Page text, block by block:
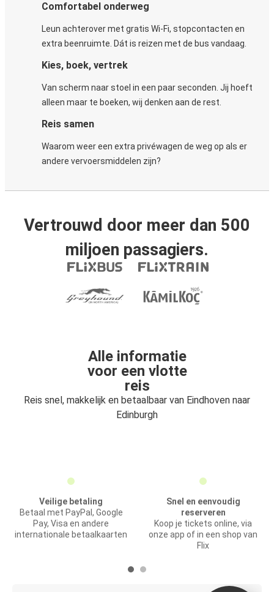
Comfortabel onderweg
Leun achterover met gratis Wi-Fi, stopcontacten en
extra beenruimte. Dát is reizen met de bus vandaag.
Kies, boek, vertrek
Van scherm naar stoel in een paar seconden. Jij hoeft
alleen maar te boeken, wij denken aan de rest.
Reis samen
Waarom weer een extra privéwagen de weg op als er
andere vervoersmiddelen zijn?
Vertrouwd door meer dan 500
miljoen passagiers.
Alle informatie
voor een vlotte
reis
Reis snel, makkelijk en betaalbaar van Eindhoven naar
Edinburgh
Veilige betaling
Betaal met PayPal, Google
Pay, Visa en andere
internationale betaalkaarten
Snel en eenvoudig
reserveren
Koop je tickets online, via
onze app of in een shop van
Flix